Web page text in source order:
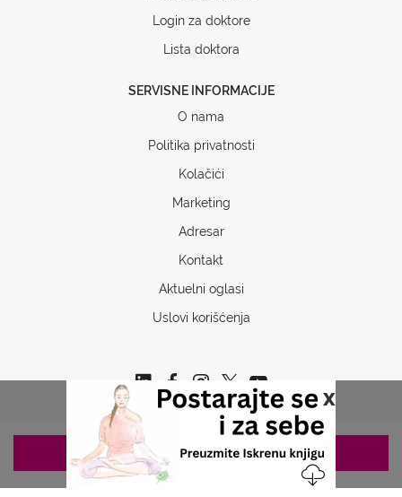
x
Login za doktore
Lista doktora
SERVISNE INFORMACIJE
O nama
Politika privatnosti
Kolačići
Marketing
Adresar
Kontakt
Aktuelni oglasi
Uslovi korišćenja
Copyrights © 2026 Sva prava www.stetoskop.info
ZAKAZIVANJE 063/687-460